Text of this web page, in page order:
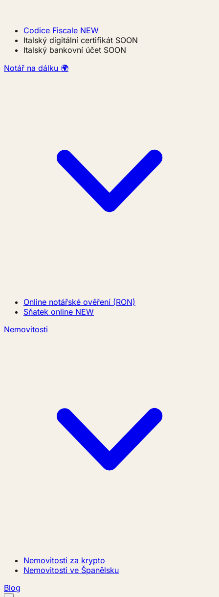
Codice Fiscale NEW
Italský digitální certifikát SOON
Italský bankovní účet SOON
Notář na dálku 🌍
Online notářské ověření (RON)
Sňatek online NEW
Nemovitosti
Nemovitosti za krypto
Nemovitosti ve Španělsku
Blog